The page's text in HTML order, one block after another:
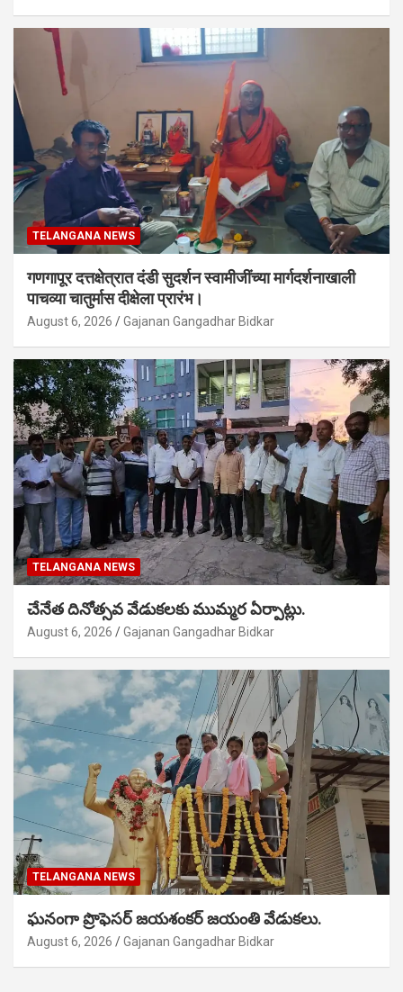
TELANGANA NEWS
गणगापूर दत्तक्षेत्रात दंडी सुदर्शन स्वामीजींच्या मार्गदर्शनाखाली
पाचव्या चातुर्मास दीक्षेला प्रारंभ।
August 6, 2026 Gajanan Gangadhar Bidkar
TELANGANA NEWS
చేనేత దినోత్సవ వేడుకలకు ముమ్మర ఏర్పాట్లు.
August 6, 2026 Gajanan Gangadhar Bidkar
TELANGANA NEWS
ఘనంగా ప్రొఫెసర్ జయశంకర్ జయంతి వేడుకలు.
August 6, 2026 Gajanan Gangadhar Bidkar